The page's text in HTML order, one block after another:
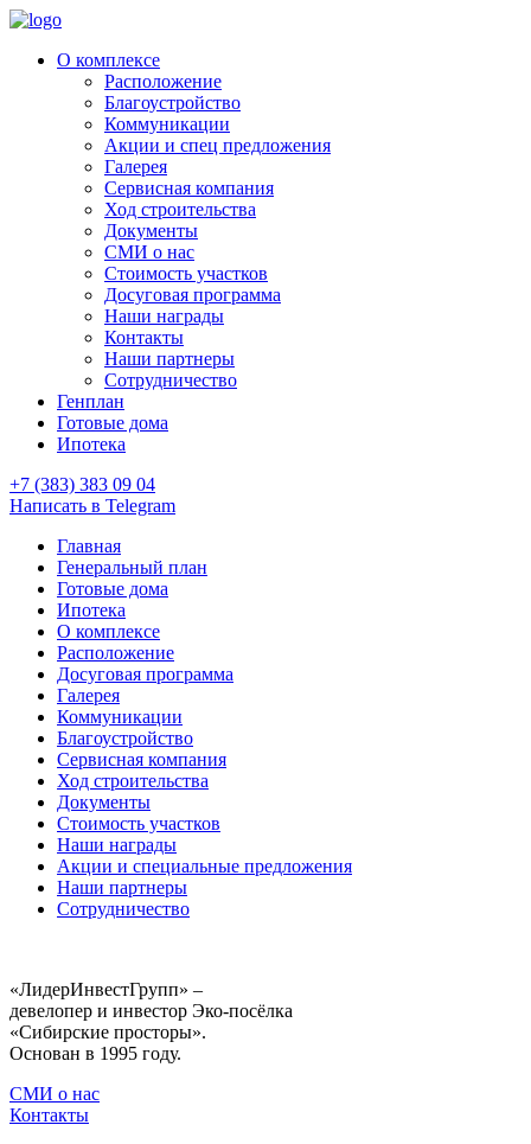
О комплексе
Расположение
Благоустройство
Коммуникации
Акции и спец предложения
Галерея
Сервисная компания
Ход строительства
Документы
СМИ о нас
Стоимость участков
Досуговая программа
Наши награды
Контакты
Наши партнеры
Сотрудничество
Генплан
Готовые дома
Ипотека
+7 (383) 383 09 04
Написать в Telegram
Главная
Генеральный план
Готовые дома
Ипотека
О комплексе
Расположение
Досуговая программа
Галерея
Коммуникации
Благоустройство
Сервисная компания
Ход строительства
Документы
Стоимость участков
Наши награды
Акции и специальные предложения
Наши партнеры
Сотрудничество
«ЛидерИнвестГрупп» –
девелопер и инвестор Эко-посёлка
«Сибирские просторы».
Основан в 1995 году.
СМИ о нас
Контакты